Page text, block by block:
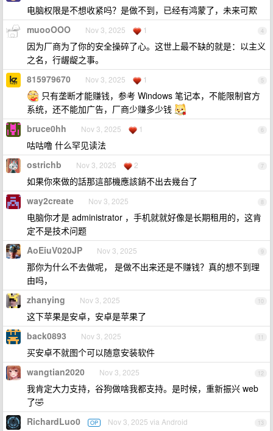
电脑权限是不想收紧吗？是做不到，已经有鸿蒙了，未来可欺
4
muooOOO Nov 3, 2025 1
因为厂商为了你的安全操碎了心。这世上最不缺的就是：以主义
之名，行龌龊之事。
5
815979670 Nov 3, 2025 1
只有垄断才能赚钱，参考 Windows 笔记本，不能限制官方
系统，还不能加广告，厂商少赚多少钱
6
bruce0hh Nov 3, 2025 1
咕咕噜 什么罕见读法
7
ostrichb Nov 3, 2025 2
如果你來做的話那這部機應該銷不出去幾台了
8
way2create Nov 3, 2025
电脑你才是 administrator ，手机就就好像是长期租用的，这肯
定不是技术问题
9
AoEiuV020JP Nov 3, 2025
那你为什么不去做呢， 是做不出来还是不赚钱？真的想不到理
由吗，
10
zhanying Nov 3, 2025
这下苹果是安卓，安卓是苹果了
11
back0893 Nov 3, 2025
买安卓不就图个可以随意安装软件
12
wangtian2020 Nov 3, 2025
我肯定大力支持，谷狗做啥我都支持。是时候，重新振兴 web
了🤣
13
RichardLuo0 OP Nov 3, 2025 via Android